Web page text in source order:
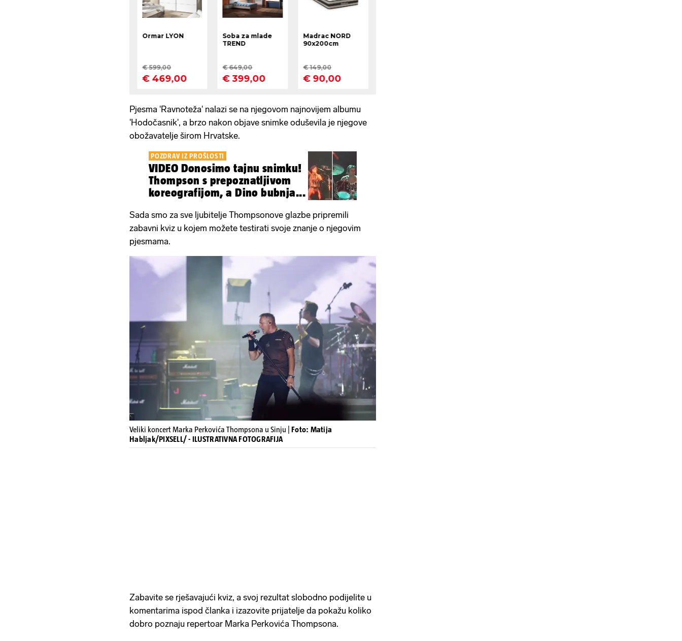
Pjesma 'Ravnoteža' nalazi se na njegovom najnovijem albumu
'Hodočasnik', a brzo nakon objave snimke oduševila je njegove
obožavatelje širom Hrvatske.
POZDRAV IZ PROŠLOSTI
VIDEO Donosimo tajnu snimku!
Thompson s prepoznatljivom
koreografijom, a Dino bubnja...
Sada smo za sve ljubitelje Thompsonove glazbe pripremili
zabavni kviz u kojem možete testirati svoje znanje o njegovim
pjesmama.
Veliki koncert Marka Perkovića Thompsona u Sinju | Foto: Matija
Habljak/PIXSELL/ - ILUSTRATIVNA FOTOGRAFIJA
Zabavite se rješavajući kviz, a svoj rezultat slobodno podijelite u
komentarima ispod članka i izazovite prijatelje da pokažu koliko
dobro poznaju repertoar Marka Perkovića Thompsona.